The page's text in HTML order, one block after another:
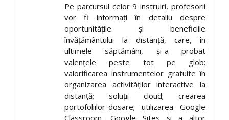
Pe parcursul celor 9 instruiri, profesorii
vor fi informați în detaliu despre
oportunitățile și beneficiile
învățământului la distanță, care, în
ultimele săptămâni, și-a probat
valențele peste tot pe glob:
valorificarea instrumentelor gratuite în
organizarea activităților interactive la
distanță; soluții cloud; crearea
portofoliilor-dosare; utilizarea Google
Classroom, Google Sites și a altor